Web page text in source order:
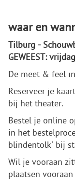
waar en
Tilburg -
GEWEEST:
De meet & feel
Reserveer je
bij het theater.
Bestel je online
in het
blindentolk' bij
Wil je vooraan
plaatsen